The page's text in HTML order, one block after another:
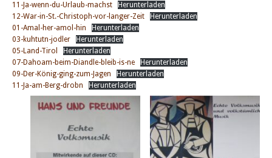
11-Ja-wenn-du-Urlaub-machst
Herunterladen
12-War-in-St.-Christoph-vor-langer-Zeit
Herunterladen
01-Amal-her-amol-hin
Herunterladen
03-kuhtutn-jodler
Herunterladen
05-Land-Tirol
Herunterladen
07-Dahoam-beim-Diandle-bleib-is-ne
Herunterladen
09-Der-König-ging-zum-Jagen
Herunterladen
11-Ja-am-Berg-drobn
Herunterladen